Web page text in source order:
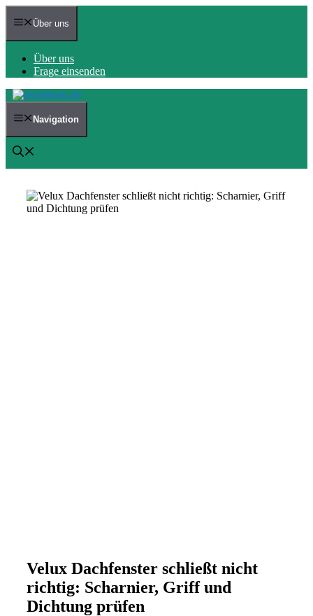
Zum
Inhalt Über uns
Über uns
Frage einsenden
Navigation
Velux Dachfenster schließt nicht
richtig: Scharnier, Griff und
Dichtung prüfen